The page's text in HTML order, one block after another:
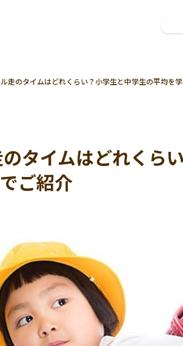
走のタイムはどれくらい？小学生と中学生の平均を
タイムはどれくら
ご紹介